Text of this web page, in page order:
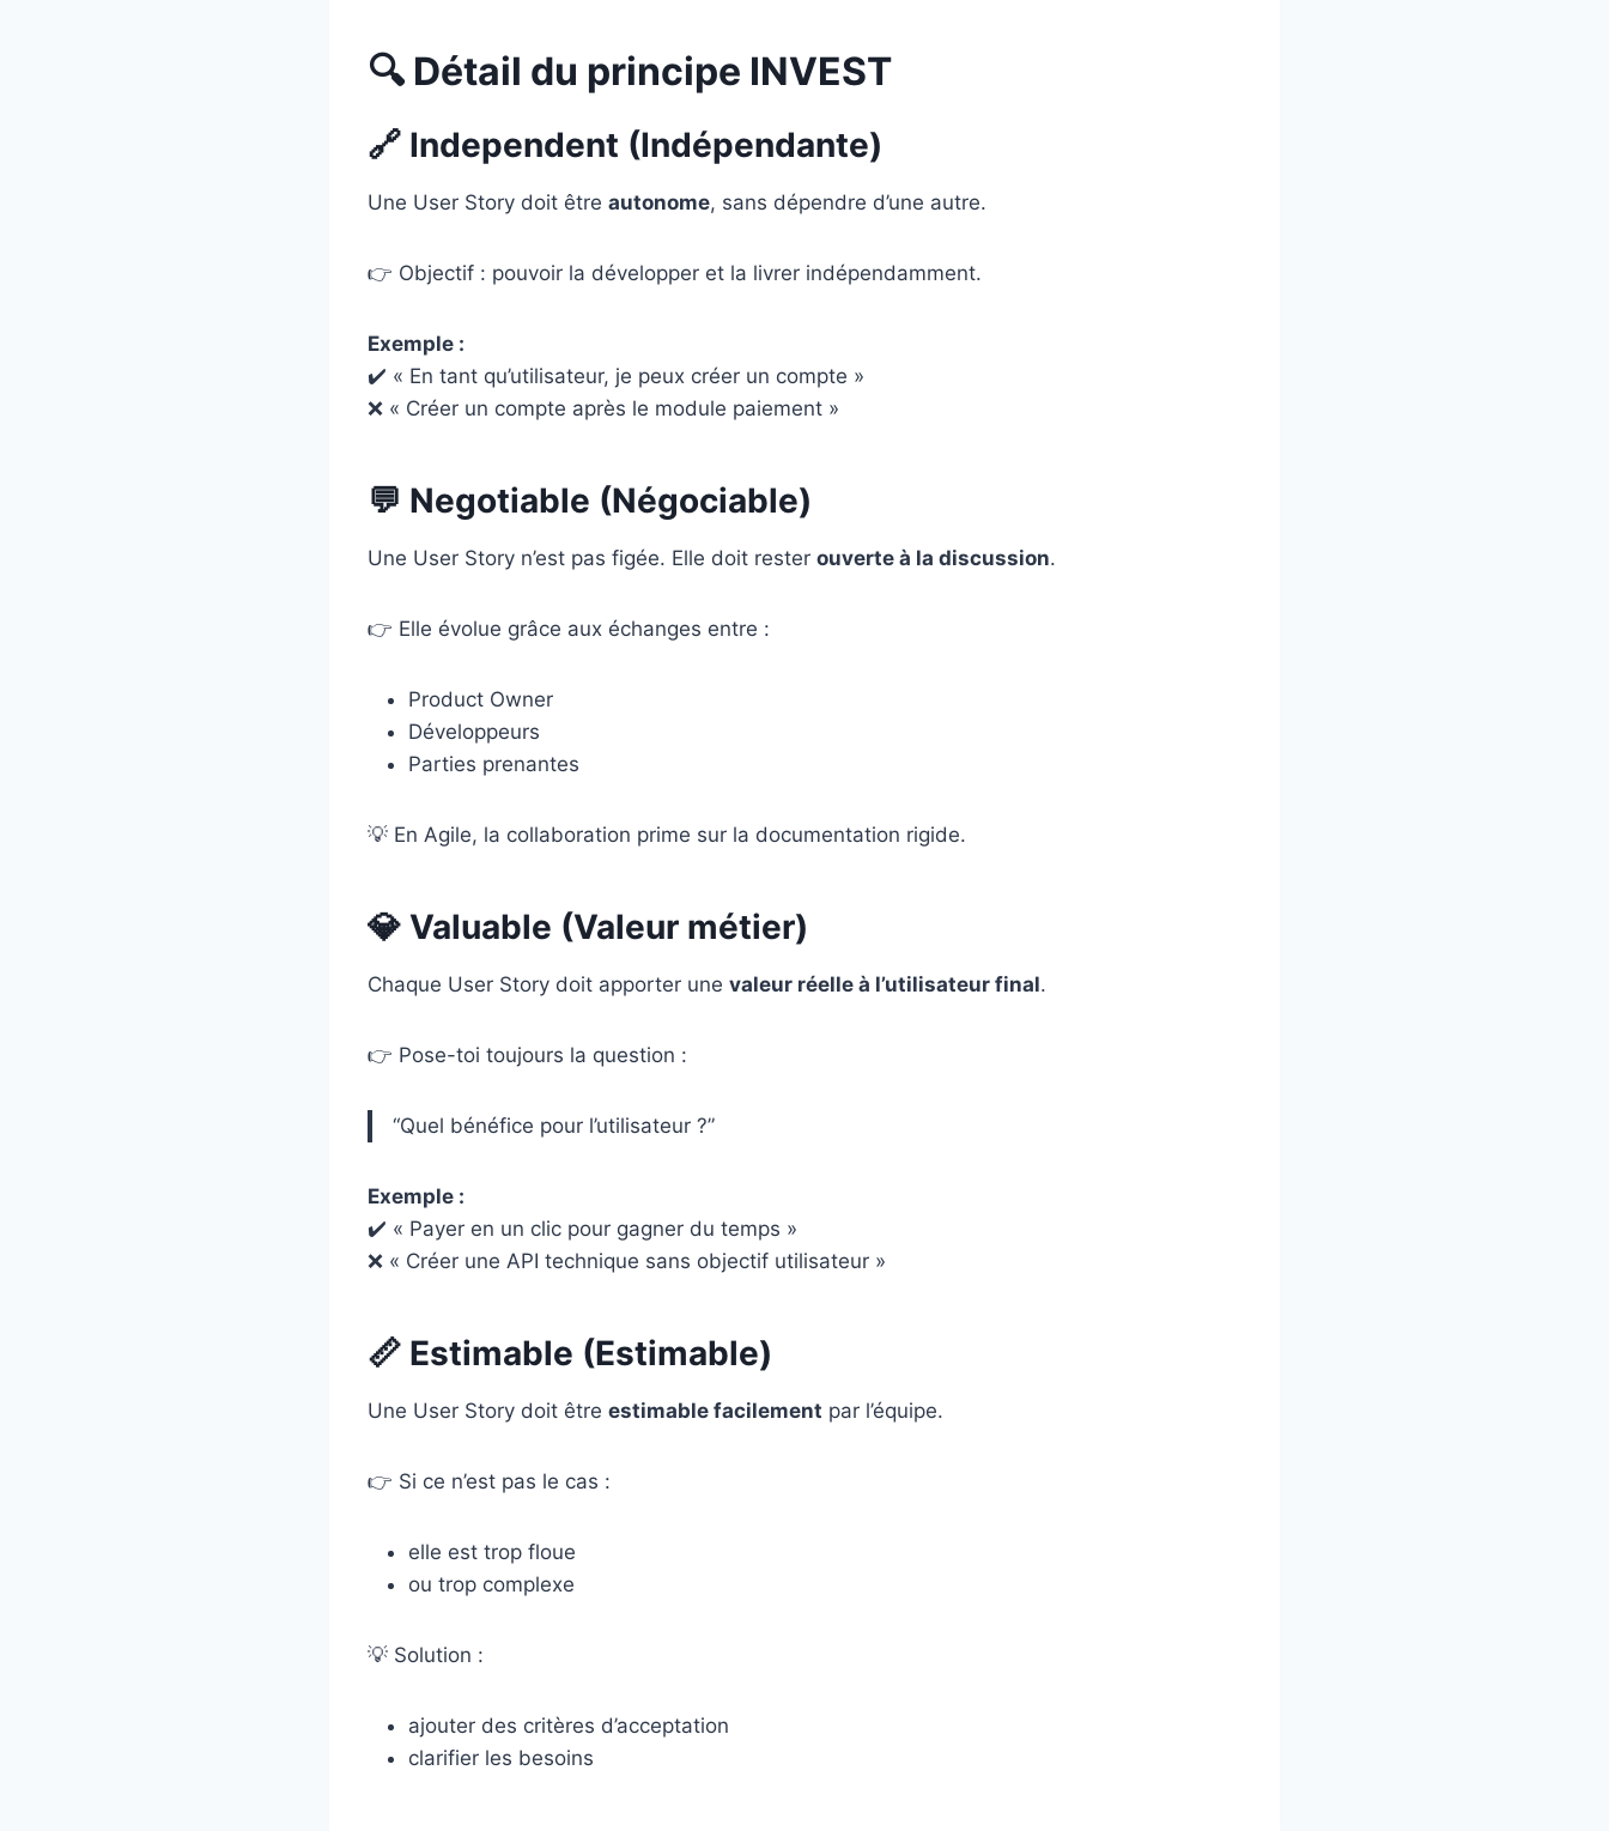
🔍 Détail du principe INVEST
🔗 Independent (Indépendante)
Une User Story doit être autonome, sans dépendre d’une autre.
👉 Objectif : pouvoir la développer et la livrer indépendamment.
Exemple :
✔️ « En tant qu’utilisateur, je peux créer un compte »
❌ « Créer un compte après le module paiement »
💬 Negotiable (Négociable)
Une User Story n’est pas figée. Elle doit rester ouverte à la discussion.
👉 Elle évolue grâce aux échanges entre :
Product Owner
Développeurs
Parties prenantes
💡 En Agile, la collaboration prime sur la documentation rigide.
💎 Valuable (Valeur métier)
Chaque User Story doit apporter une valeur réelle à l’utilisateur final.
👉 Pose-toi toujours la question :
“Quel bénéfice pour l’utilisateur ?”
Exemple :
✔️ « Payer en un clic pour gagner du temps »
❌ « Créer une API technique sans objectif utilisateur »
📏 Estimable (Estimable)
Une User Story doit être estimable facilement par l’équipe.
👉 Si ce n’est pas le cas :
elle est trop floue
ou trop complexe
💡 Solution :
ajouter des critères d’acceptation
clarifier les besoins